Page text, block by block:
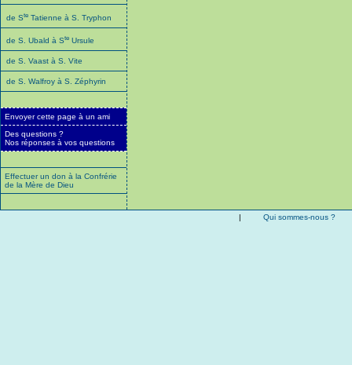
de Ste Tatienne à S. Tryphon
de S. Ubald à Ste Ursule
de S. Vaast à S. Vite
de S. Walfroy à S. Zéphyrin
Envoyer cette page à un ami
Des questions ?
Nos réponses à vos questions
Effectuer un don à la Confrérie
de la Mère de Dieu
| Qui sommes-nous ?